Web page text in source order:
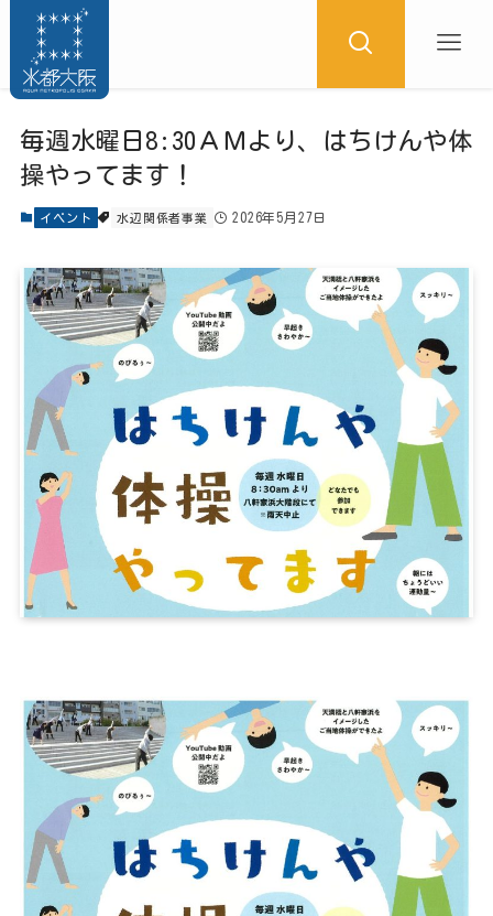
毎週水曜日8:30ＡＭより、はちけんや体
操やってます！
イベント 水辺関係者事業 2026年5月27日